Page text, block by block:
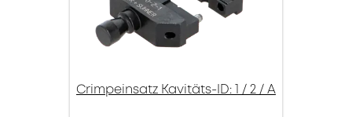
Crimpeinsatz Kavitäts-ID: 1 / 2 / A